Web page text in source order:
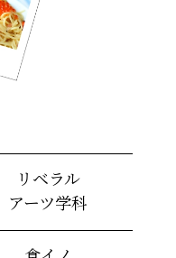
リベラル
アーツ学科